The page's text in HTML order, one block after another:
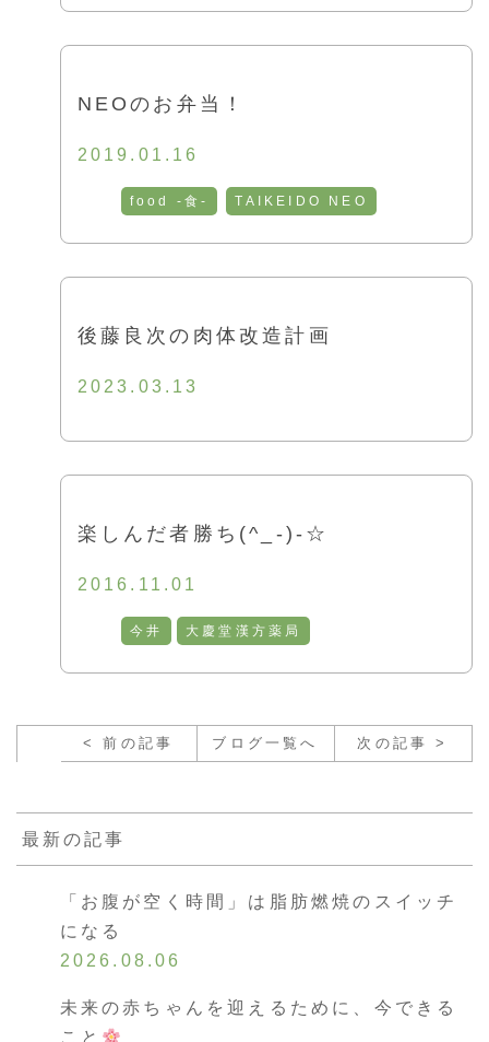
NEOのお弁当！
2019.01.16
food -食- TAIKEIDO NEO
後藤良次の肉体改造計画
2023.03.13
楽しんだ者勝ち(^_-)-☆
2016.11.01
今井 大慶堂漢方薬局
< 前の記事 ブログ一覧へ 次の記事 >
最新の記事
「お腹が空く時間」は脂肪燃焼のスイッチ
になる
2026.08.06
未来の赤ちゃんを迎えるために、今できる
こと